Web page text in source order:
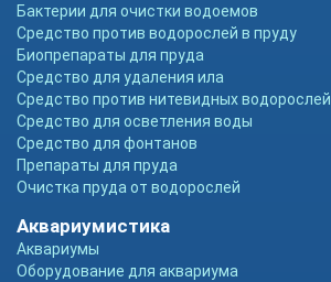
Бактерии для очистки водоемов
Средство против водорослей в пруду
Биопрепараты для пруда
Средство для удаления ила
Средство против нитевидных водорослей
Средство для осветления воды
Средство для фонтанов
Препараты для пруда
Очистка пруда от водорослей
Аквариумистика
Аквариумы
Оборудование для аквариума